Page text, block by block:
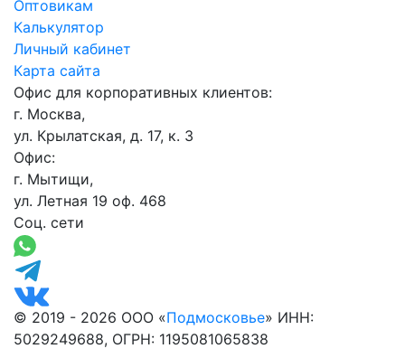
Оптовикам
Калькулятор
Личный кабинет
Карта сайта
Офис для корпоративных клиентов:
г. Москва,
ул. Крылатская, д. 17, к. 3
Офис:
г. Мытищи,
ул. Летная 19 оф. 468
Соц. сети
© 2019 - 2026 ООО «Подмосковье» ИНН:
5029249688, ОГРН: 1195081065838